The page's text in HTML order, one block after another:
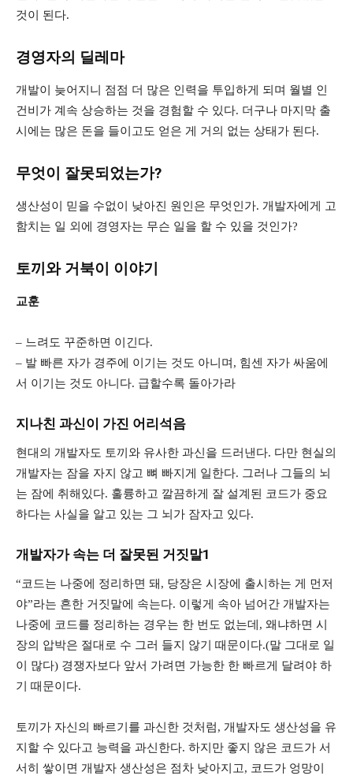
것이 된다.
경영자의 딜레마
개발이 늦어지니 점점 더 많은 인력을 투입하게 되며 월별 인
건비가 계속 상승하는 것을 경험할 수 있다. 더구나 마지막 출
시에는 많은 돈을 들이고도 얻은 게 거의 없는 상태가 된다.
무엇이 잘못되었는가?
생산성이 믿을 수없이 낮아진 원인은 무엇인가. 개발자에게 고
함치는 일 외에 경영자는 무슨 일을 할 수 있을 것인가?
토끼와 거북이 이야기
교훈
– 느려도 꾸준하면 이긴다.
– 발 빠른 자가 경주에 이기는 것도 아니며, 힘센 자가 싸움에
서 이기는 것도 아니다. 급할수록 돌아가라
지나친 과신이 가진 어리석음
현대의 개발자도 토끼와 유사한 과신을 드러낸다. 다만 현실의
개발자는 잠을 자지 않고 뼈 빠지게 일한다. 그러나 그들의 뇌
는 잠에 취해있다. 훌륭하고 깔끔하게 잘 설계된 코드가 중요
하다는 사실을 알고 있는 그 뇌가 잠자고 있다.
개발자가 속는 더 잘못된 거짓말1
“코드는 나중에 정리하면 돼, 당장은 시장에 출시하는 게 먼저
야”라는 흔한 거짓말에 속는다. 이렇게 속아 넘어간 개발자는
나중에 코드를 정리하는 경우는 한 번도 없는데, 왜냐하면 시
장의 압박은 절대로 수 그러 들지 않기 때문이다.(말 그대로 일
이 많다) 경쟁자보다 앞서 가려면 가능한 한 빠르게 달려야 하
기 때문이다.
토끼가 자신의 빠르기를 과신한 것처럼, 개발자도 생산성을 유
지할 수 있다고 능력을 과신한다. 하지만 좋지 않은 코드가 서
서히 쌓이면 개발자 생산성은 점차 낮아지고, 코드가 엉망이